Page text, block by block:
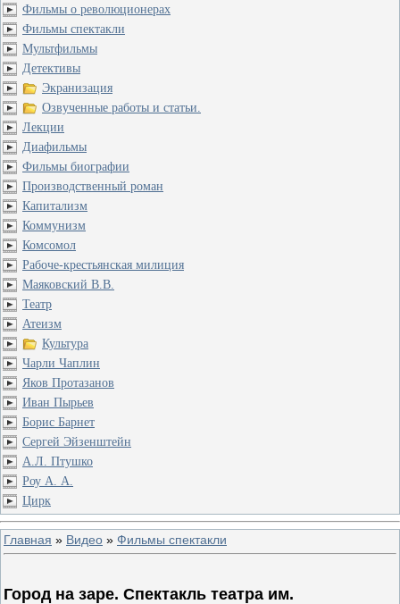
Фильмы о революционерах
Фильмы спектакли
Мультфильмы
Детективы
Экранизация
Озвученные работы и статьи.
Лекции
Диафильмы
Фильмы биографии
Производственный роман
Капитализм
Коммунизм
Комсомол
Рабоче-крестьянская милиция
Маяковский В.В.
Театр
Атеизм
Культура
Чарли Чаплин
Яков Протазанов
Иван Пырьев
Борис Барнет
Сергей Эйзенштейн
А.Л. Птушко
Роу А. А.
Цирк
Главная » Видео » Фильмы спектакли
Город на заре. Спектакль театра им.